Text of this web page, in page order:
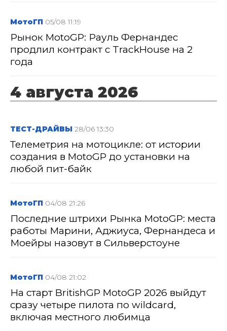
МотоГП 05/08 11:19
Рынок MotoGP: Рауль Фернандес
продлил контракт с TrackHouse на 2
года
4 августа 2026
ТЕСТ-ДРАЙВЫ 28/06 13:30
Телеметрия на мотоцикле: от истории
создания в MotoGP до установки на
любой пит-байк
МотоГП 04/08 21:26
Последние штрихи Рынка MotoGP: места
работы Марини, Аджиуса, Фернандеса и
Моейры назовут в Сильверстоуне
МотоГП 04/08 21:02
На старт BritishGP MotoGP 2026 выйдут
сразу четыре пилота по wildcard,
включая местного любимца